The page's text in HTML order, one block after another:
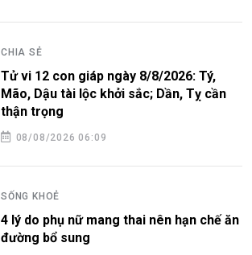
CHIA SẺ
Tử vi 12 con giáp ngày 8/8/2026: Tý,
Mão, Dậu tài lộc khởi sắc; Dần, Tỵ cần
thận trọng
08/08/2026 06:09
SỐNG KHOẺ
4 lý do phụ nữ mang thai nên hạn chế ăn
đường bổ sung